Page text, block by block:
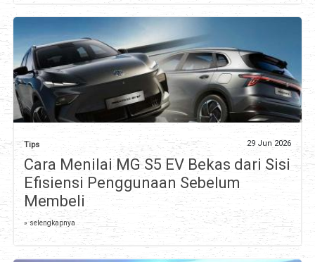
Tips 29 Jun 2026
Cara Menilai MG S5 EV Bekas dari Sisi
Efisiensi Penggunaan Sebelum
Membeli
» selengkapnya